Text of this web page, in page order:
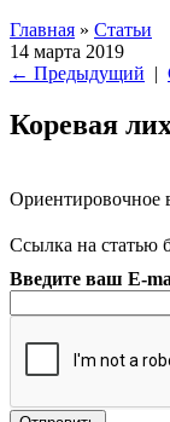
Главная » Статьи
14 марта 2019
← Предыдущий |
Коревая
Ориентировочное
Ссылка на статью
Введите ваш E-